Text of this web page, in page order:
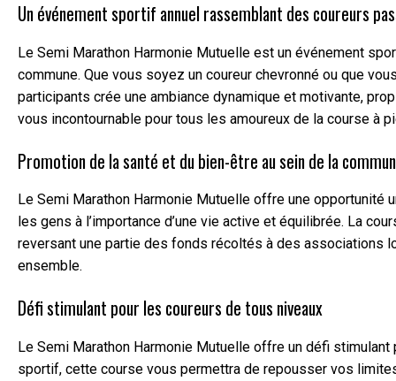
Un événement sportif annuel rassemblant des coureurs
Le Semi Marathon Harmonie Mutuelle est un événement
commune. Que vous soyez un coureur chevronné ou que
participants crée une ambiance dynamique et motivante,
vous incontournable pour tous les amoureux de la course à
Promotion de la santé et du bien-être au sein de la
Le Semi Marathon Harmonie Mutuelle offre une
les gens à l’importance d’une vie active et équilibrée. La
reversant une partie des fonds récoltés à des associations
ensemble.
Défi stimulant pour les coureurs de tous niveaux
Le Semi Marathon Harmonie Mutuelle offre un défi
sportif, cette course vous permettra de repousser vos